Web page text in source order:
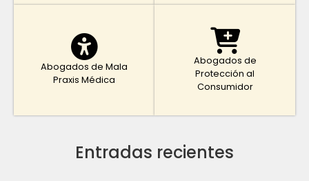
Abogados de Mala
Praxis Médica
Abogados de
Protección al
Consumidor
Entradas recientes